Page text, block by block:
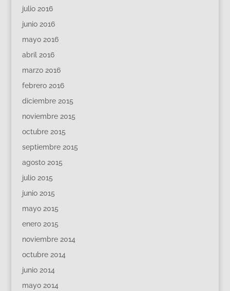
julio 2016
junio 2016
mayo 2016
abril 2016
marzo 2016
febrero 2016
diciembre 2015
noviembre 2015
octubre 2015
septiembre 2015
agosto 2015
julio 2015
junio 2015
mayo 2015
enero 2015
noviembre 2014
octubre 2014
junio 2014
mayo 2014